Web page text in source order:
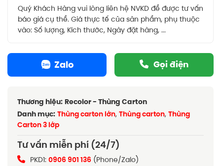
Quý Khách Hàng vui lòng liên hệ NVKD để được tư vấn
báo giá cụ thể. Giá thực tế của sản phẩm, phụ thuộc
vào: Số lượng, Kích thước, Ngày đặt hàng, ...
Zalo Gọi điện
Thương hiệu: Recolor - Thùng Carton
Danh mục: Thùng carton lớn, Thùng carton, Thùng
Carton 3 lớp
Tư vấn miễn phí (24/7)
PKD1: 0906 901 136 (Phone/Zalo)